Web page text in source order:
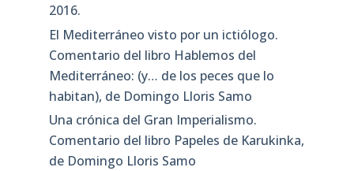
2016.
El Mediterráneo visto por un ictiólogo.
Comentario del libro Hablemos del
Mediterráneo: (y… de los peces que lo
habitan), de Domingo Lloris Samo
Una crónica del Gran Imperialismo.
Comentario del libro Papeles de Karukinka,
de Domingo Lloris Samo